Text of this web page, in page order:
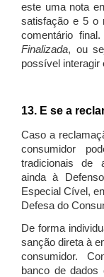
este uma nota
satisfação e 5 o
comentário
Finalizada, ou
possível interagir
13. E se a
Caso a
consumidor
tradicionais de
ainda à
Especial Cível,
Defesa do
De forma
sanção direta à
consumidor.
banco de dados